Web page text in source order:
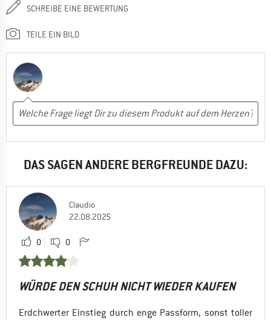
SCHREIBE EINE BEWERTUNG
TEILE EIN BILD
DAS SAGEN ANDERE BERGFREUNDE DAZU:
Claudio
22.08.2025
0 0
WÜRDE DEN SCHUH NICHT WIEDER KAUFEN
Erdchwerter Einstieg durch enge Passform, sonst toller